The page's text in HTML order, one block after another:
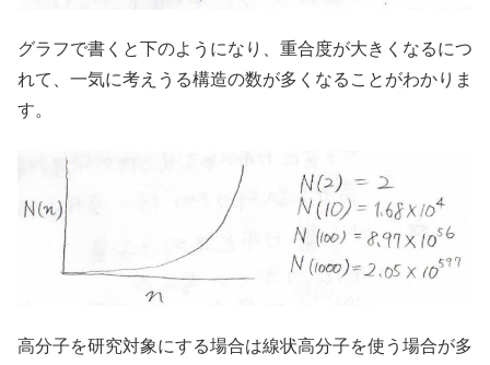
グラフで書くと下のようになり、重合度が大きくなるにつ
れて、一気に考えうる構造の数が多くなることがわかりま
す。
高分子を研究対象にする場合は線状高分子を使う場合が多